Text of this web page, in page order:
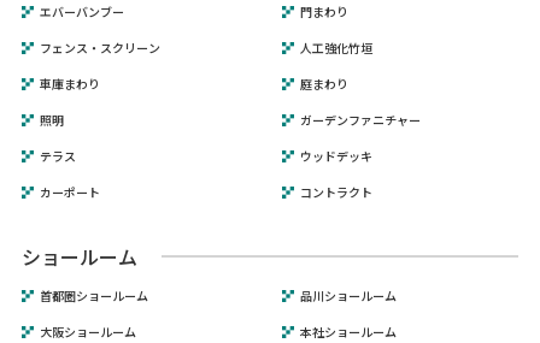
エバーバンブー
門まわり
フェンス・スクリーン
人工強化竹垣
車庫まわり
庭まわり
照明
ガーデンファニチャー
テラス
ウッドデッキ
カーポート
コントラクト
ショールーム
首都圏ショールーム
品川ショールーム
大阪ショールーム
本社ショールーム